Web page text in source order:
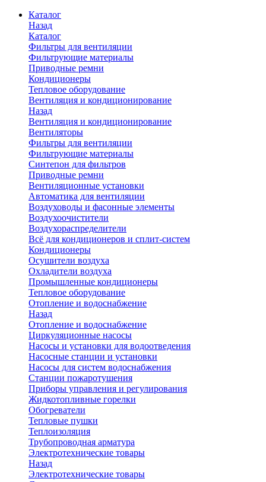
Каталог
Назад
Каталог
Фильтры для вентиляции
Фильтрующие материалы
Приводные ремни
Кондиционеры
Тепловое оборудование
Вентиляция и кондиционирование
Назад
Вентиляция и кондиционирование
Вентиляторы
Фильтры для вентиляции
Фильтрующие материалы
Синтепон для фильтров
Приводные ремни
Вентиляционные установки
Автоматика для вентиляции
Воздуховоды и фасонные элементы
Воздухоочистители
Воздухораспределители
Всё для кондиционеров и сплит-систем
Кондиционеры
Осушители воздуха
Охладители воздуха
Промышленные кондиционеры
Тепловое оборудование
Отопление и водоснабжение
Назад
Отопление и водоснабжение
Циркуляционные насосы
Насосы и установки для водоотведения
Насосные станции и установки
Насосы для систем водоснабжения
Станции пожаротушения
Приборы управления и регулирования
Жидкотопливные горелки
Обогреватели
Тепловые пушки
Теплоизоляция
Трубопроводная арматура
Электротехнические товары
Назад
Электротехнические товары